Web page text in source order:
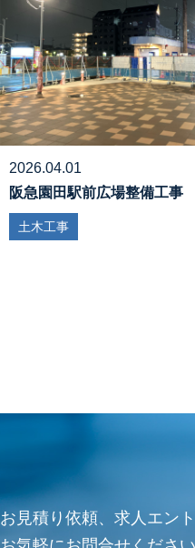
2026.04.01
阪急園田駅前広場整備工事
土木工事
お見積り依頼、求人エント